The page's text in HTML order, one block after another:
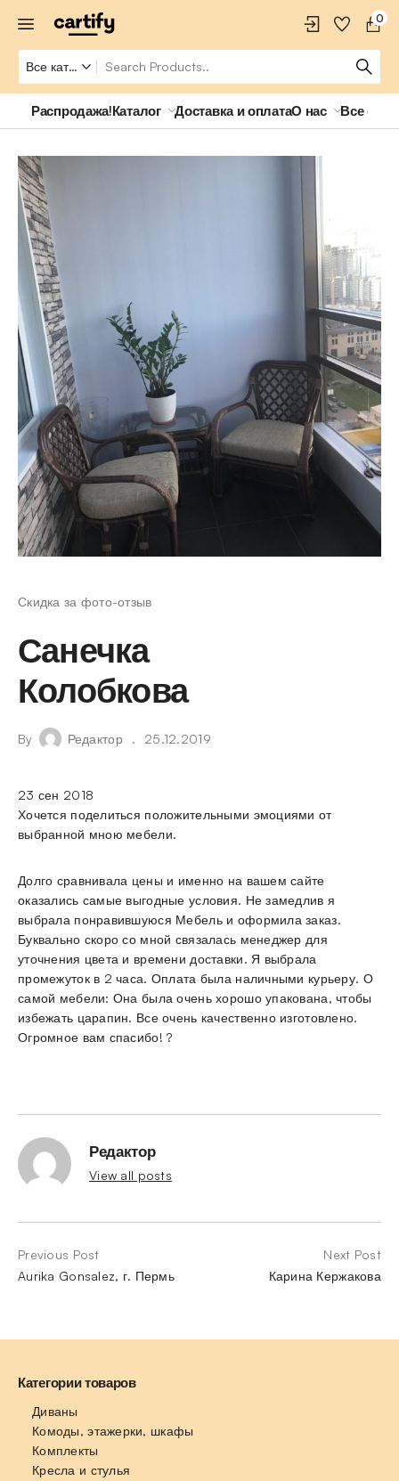
0
Распродажа!Каталог Доставка и оплатаО нас Все о
Скидка за фото-отзыв
Санечка
Колобкова
By Редактор 25.12.2019
23 сен 2018
Хочется поделиться положительными эмоциями от
выбранной мною мебели.
Долго сравнивала цены и именно на вашем сайте
оказались самые выгодные условия. Не замедлив я
выбрала понравившуюся Мебель и оформила заказ.
Буквально скоро со мной связалась менеджер для
уточнения цвета и времени доставки. Я выбрала
промежуток в 2 часа. Оплата была наличными курьеру. О
самой мебели: Она была очень хорошо упакована, чтобы
избежать царапин. Все очень качественно изготовлено.
Огромное вам спасибо! ?
Редактор
View all posts
Previous Post
Aurika Gonsalez, г. Пермь
Next Post
Карина Кержакова
Категории товаров
Диваны
Комоды, этажерки, шкафы
Комплекты
Кресла и стулья